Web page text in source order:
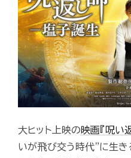
大ヒット上映の映画『呪い
いが飛び交う時代"に生き